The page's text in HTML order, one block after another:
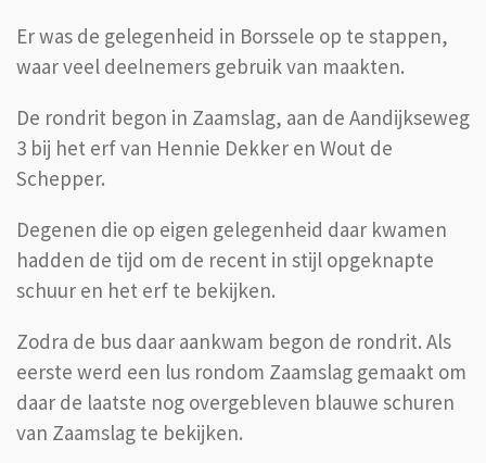
Er was de gelegenheid in Borssele op te stappen,
waar veel deelnemers gebruik van maakten.
De rondrit begon in Zaamslag, aan de Aandijkseweg
3 bij het erf van Hennie Dekker en Wout de
Schepper.
Degenen die op eigen gelegenheid daar kwamen
hadden de tijd om de recent in stijl opgeknapte
schuur en het erf te bekijken.
Zodra de bus daar aankwam begon de rondrit. Als
eerste werd een lus rondom Zaamslag gemaakt om
daar de laatste nog overgebleven blauwe schuren
van Zaamslag te bekijken.